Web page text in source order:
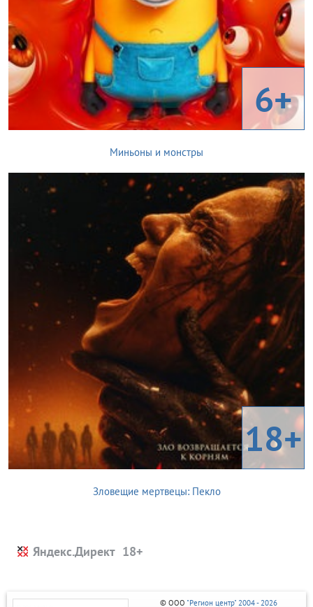
6+
Миньоны и монстры
18+
Зловещие мертвецы: Пекло
Яндекс.Директ
© ООО "Регион центр" 2004 - 2026